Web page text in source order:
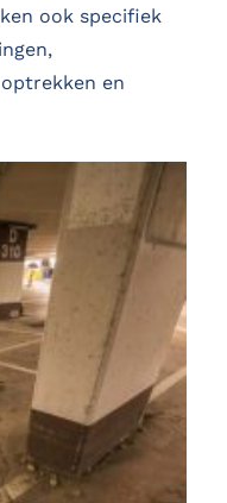
ook specifiek
en